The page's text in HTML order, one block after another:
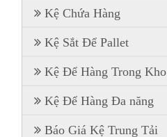
Kệ Chứa Hàng
Kệ Sắt Để Pallet
Kệ Để Hàng Trong Kho
Kệ Để Hàng Đa năng
Báo Giá Kệ Trung Tải